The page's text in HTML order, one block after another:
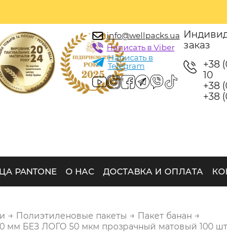
info@wellpacks.ua
Написать в Viber
Написать в
Telegram
заказ
+38
10
+38
+38
PANTONE О НАС ДОСТАВКА И ОПЛАТА
→ Полиэтиленовые пакеты → Пакет банан →
мм БЕЗ ЛОГО 50 мкм прозрачный матовый 100